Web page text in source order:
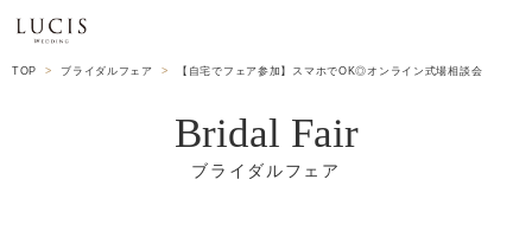
TOP ブライダルフェア 【自宅でフェア参加】スマホでOK◎オンライン式場相談会
Bridal Fair